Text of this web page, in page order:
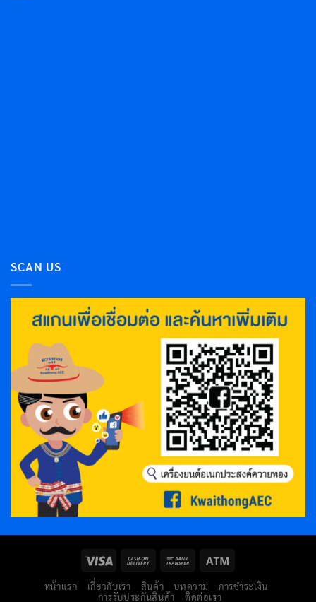
SCAN US
หน้าแรก เกี่ยวกับเรา สินค้า บทความ
การชำระเงิน
การรับประกันสินค้า
ติดต่อเรา